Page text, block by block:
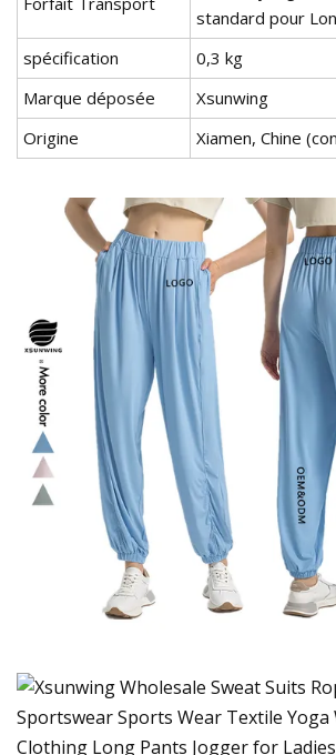
standard pour
spécification
0,3 kg
Marque déposée
Xsunwing
Origine
Xiamen, Chine